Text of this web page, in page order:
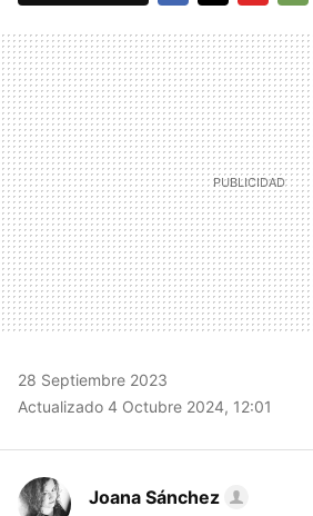
MAIL
28 Septiembre 2023
Actualizado 4 Octubre 2024, 12:01
Joana Sánchez